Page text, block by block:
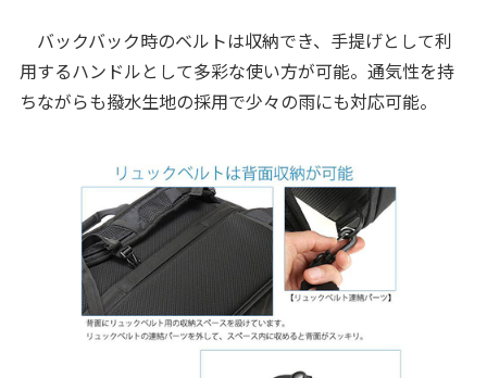
バックバック時のベルトは収納でき、手提げとして利
用するハンドルとして多彩な使い方が可能。通気性を持
ちながらも撥水生地の採用で少々の雨にも対応可能。